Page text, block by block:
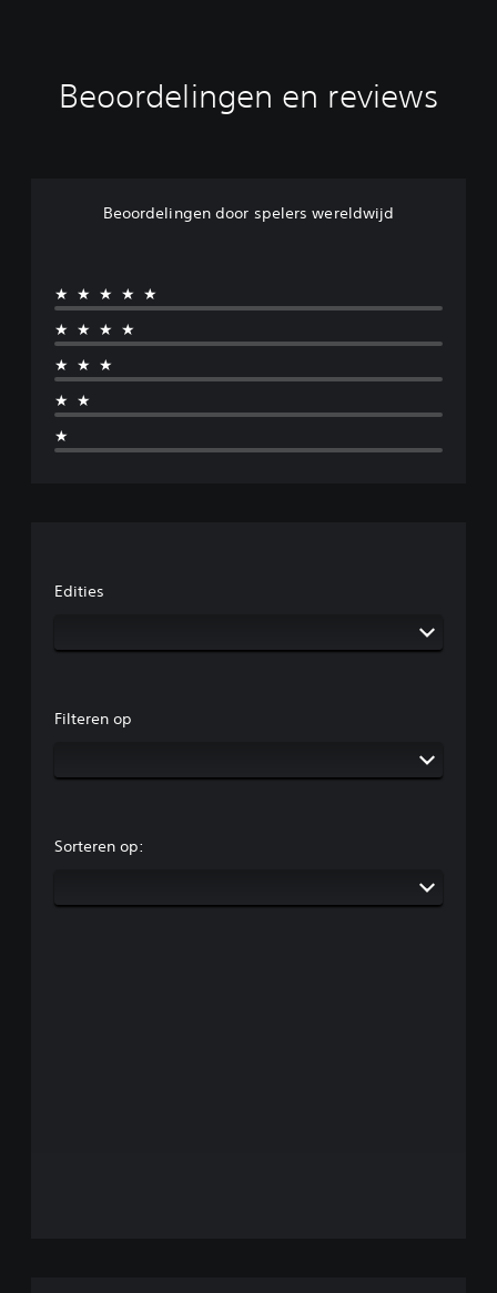
Beoordelingen en reviews
Beoordelingen door spelers wereldwijd
★★★★★
★★★★
★★★
★★
★
Edities
Filteren op
Sorteren op: